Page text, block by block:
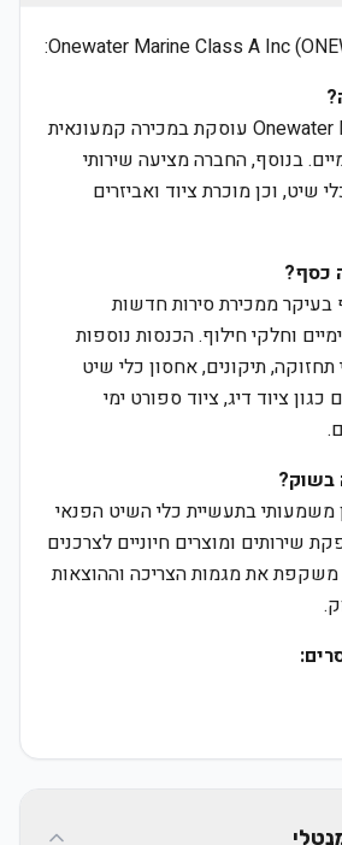
Onewater Marine Class A Inc עוסקת במכירה קמעונאית
בנוסף, החברה מציעה שירותי
שיט, וכן מוכרת ציוד ואביזרים
בעיקר ממכירת סירות חדשות
וחלקי חילוף. הכנסות נוספות
תחזוקה, תיקונים, אחסון כלי שיט
כגון ציוד דיג, ציוד ספורט ימי
בתעשיית כלי השיט הפנאי
שירותים ומוצרים חיוניים לצרכנים
את מגמות הצריכה וההוצאות